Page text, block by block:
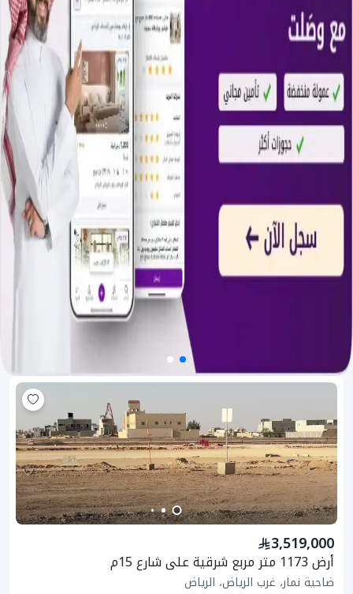
3,519,000
أرض 1173 متر مربع شرقية على شارع 15م
ضاحية نمار، غرب الرياض، الرياض